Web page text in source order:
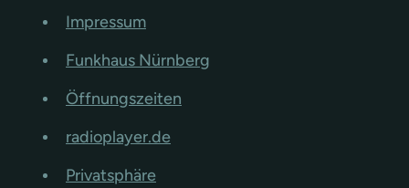
Impressum
Funkhaus Nürnberg
Öffnungszeiten
radioplayer.de
Privatsphäre